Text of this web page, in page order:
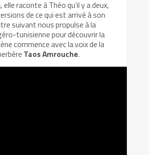
raconte à Théo qu’il y a deux,
de ce qui est arrivé à son
suivant nous propulse à la
tunisienne pour découvrir la
commence avec la voix de la
Taos Amrouche.